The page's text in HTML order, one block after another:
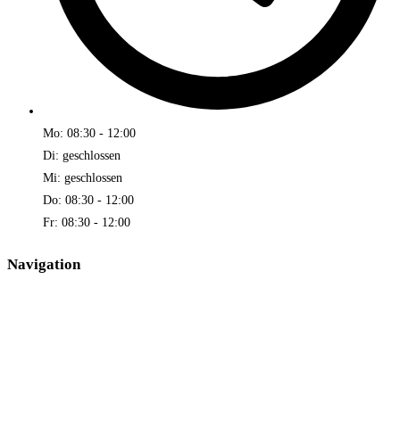
Mo: 08:30 - 12:00
Di: geschlossen
Mi: geschlossen
Do: 08:30 - 12:00
Fr: 08:30 - 12:00
Navigation